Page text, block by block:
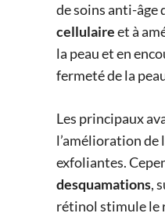
de soins anti-âge
cellulaireet à
la peau et en
fermeté de la
Les principaux
l’amélioration de
exfoliantes.
desquamations,
rétinol stimule le